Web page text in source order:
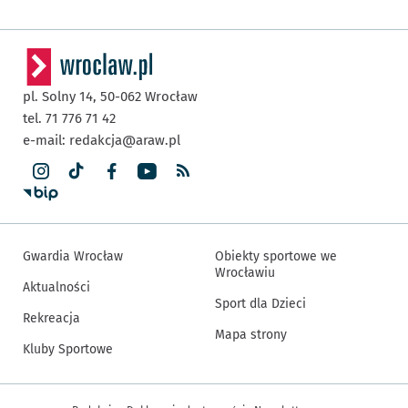
pl. Solny 14, 50-062 Wrocław
tel. 71 776 71 42
e-mail: redakcja@araw.pl
Gwardia Wrocław
Aktualności
Rekreacja
Kluby Sportowe
Obiekty sportowe we
Wrocławiu
Sport dla Dzieci
Mapa strony
Inne informacje